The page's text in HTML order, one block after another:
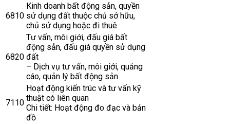
6810
Kinh doanh bất động sản, quyền
sử dụng đất thuộc chủ sở hữu,
chủ sử dụng hoặc đi thuê
6820
Tư vấn, môi giới, đấu giá bất
động sản, đấu giá quyền sử dụng
đất
– Dịch vụ tư vấn, môi giới, quảng
cáo, quản lý bất động sản
7110
Hoạt động kiến trúc và tư vấn kỹ
thuật có liên quan
Chi tiết: Hoạt động đo đạc và bản
đồ